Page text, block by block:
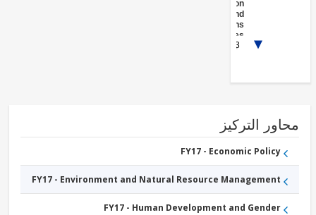
Information
Communications
Technologies
FY17 -
التركيز
FY17 - Economic Policy
FY17 - Environment and Natural Resource Management
FY17 - Human Development and Gender